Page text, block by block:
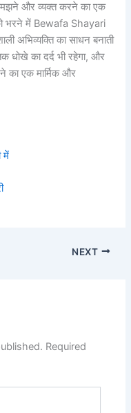
और व्यक्त करने का एक
भरने में Bewafa Shayari
अभिव्यक्ति का साधन बनाती
धोखे का दर्द भी रहेगा, और
का एक मार्मिक और
में
NEXT
Required